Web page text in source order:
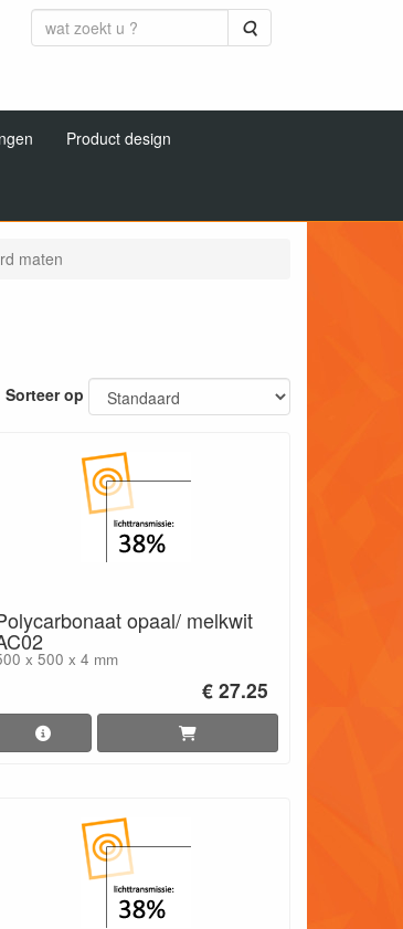
Zoeken
Product design
maten
Sorteer op
opaal/ melkwit
x 500 x 4 mm
€ 27.25